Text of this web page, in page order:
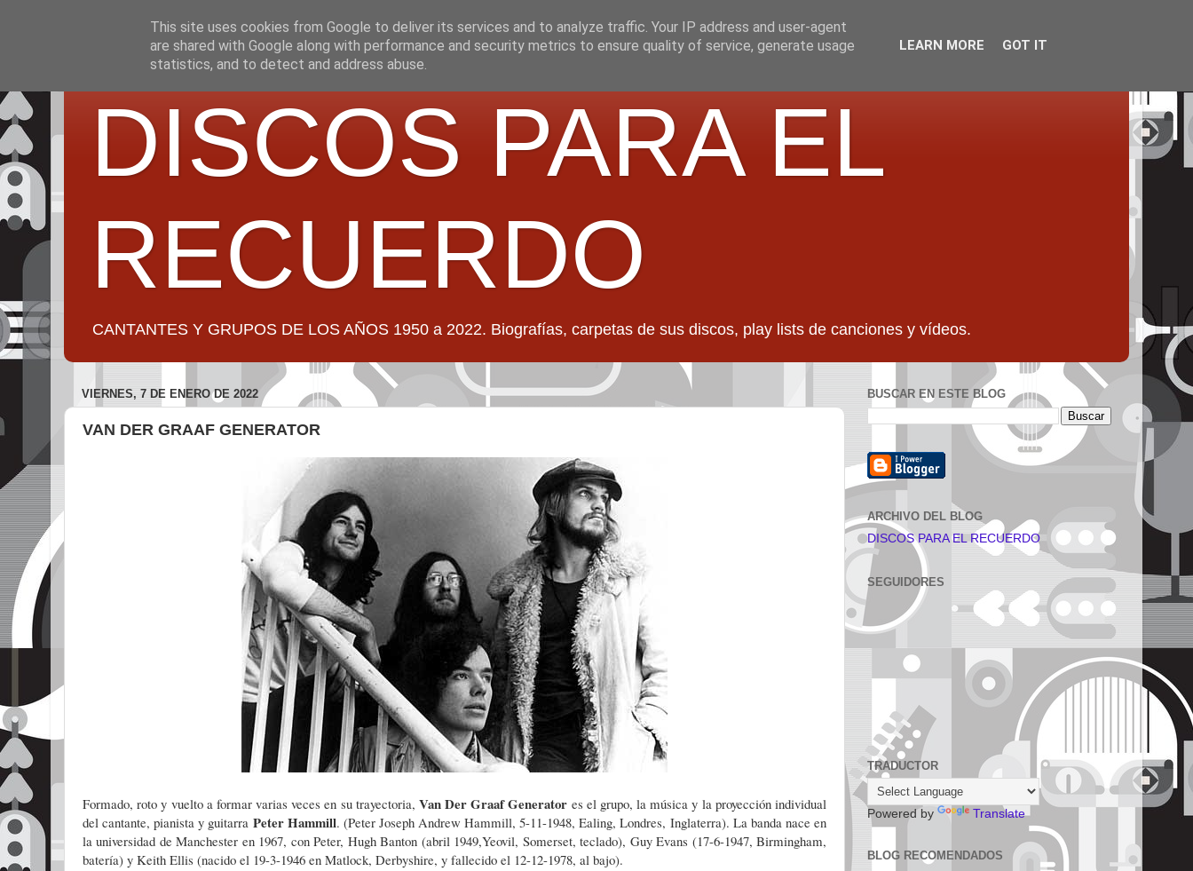
DISCOS PARA EL
RECUERDO
CANTANTES Y GRUPOS DE LOS AÑOS 1950 a 2022. Biografías, carpetas de sus discos, play lists de canciones y vídeos.
VIERNES, 7 DE ENERO DE 2022
VAN DER GRAAF GENERATOR
Formado, roto y vuelto a formar varias veces en su trayectoria, Van Der Graaf Generator es el grupo, la música y la proyección individual
del cantante, pianista y guitarra Peter Hammill. (Peter Joseph Andrew Hammill, 5-11-1948, Ealing, Londres, Inglaterra). La banda nace en
la universidad de Manchester en 1967, con Peter, Hugh Banton (abril 1949,Yeovil, Somerset, teclado), Guy Evans (17-6-1947, Birmingham,
batería) y Keith Ellis (nacido el 19-3-1946 en Matlock, Derbyshire, y fallecido el 12-12-1978, al bajo).
BUSCAR EN ESTE BLOG
ARCHIVO DEL BLOG
DISCOS PARA EL RECUERDO
SEGUIDORES
TRADUCTOR
Powered by Translate
BLOG RECOMENDADOS
This site uses cookies from Google to deliver its services and to analyze traffic. Your IP address and user-agent
are shared with Google along with performance and security metrics to ensure quality of service, generate usage
statistics, and to detect and address abuse.
LEARN MORE GOT IT